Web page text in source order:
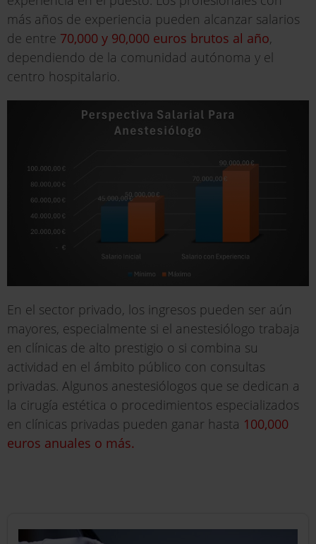
más años de experiencia pueden alcanzar salarios
de entre 70,000 y 90,000 euros brutos al año,
dependiendo de la comunidad autónoma y el
centro hospitalario.
En el sector privado, los ingresos pueden ser aún
mayores, especialmente si el anestesiólogo trabaja
en clínicas de alto prestigio o si combina su
actividad en el ámbito público con consultas
privadas. Algunos anestesiólogos que se dedican a
la cirugía estética o procedimientos especializados
en clínicas privadas pueden ganar hasta 100,000
euros anuales o más.